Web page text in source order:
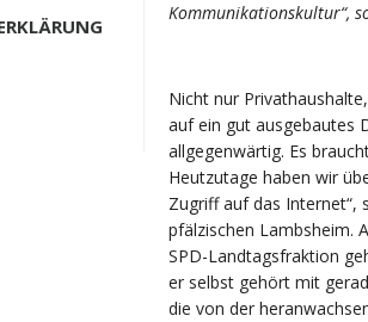
Kommunikationskultur“,
Nicht nur
auf ein gut ausgebautes
allgegenwärtig. Es
Heutzutage haben wir
Zugriff auf das Internet“,
pfälzischen Lambsheim.
SPD-Landtagsfraktion
er selbst gehört mit
die von der